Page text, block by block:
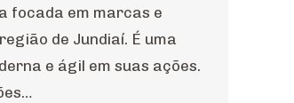
focada em marcas e
de Jundiaí. É uma
e ágil em suas ações.